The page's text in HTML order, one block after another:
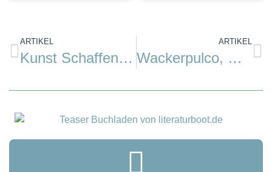
ARTIKEL
Kunst Schaffen 2024 im Yachting Heritage Centre, Flensburg
ARTIKEL
Wackerpulco, Wackerballig